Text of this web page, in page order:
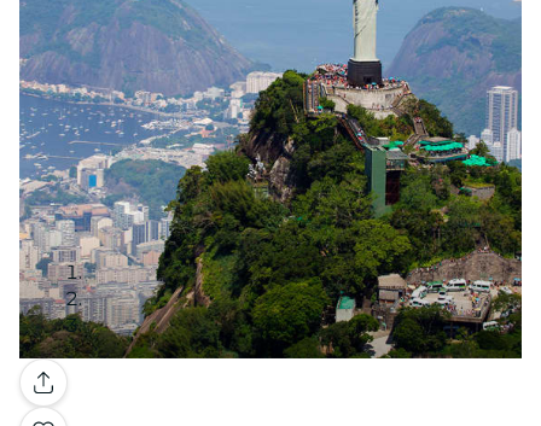
Galleria